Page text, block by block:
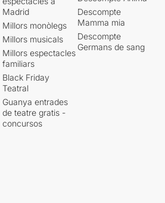
Madrid
Millors monòlegs
Millors musicals
Millors espectacles
familiars
Black Friday
Teatral
Guanya entrades
de teatre gratis -
concursos
Descompte
Mamma mia
Descompte
Germans de sang